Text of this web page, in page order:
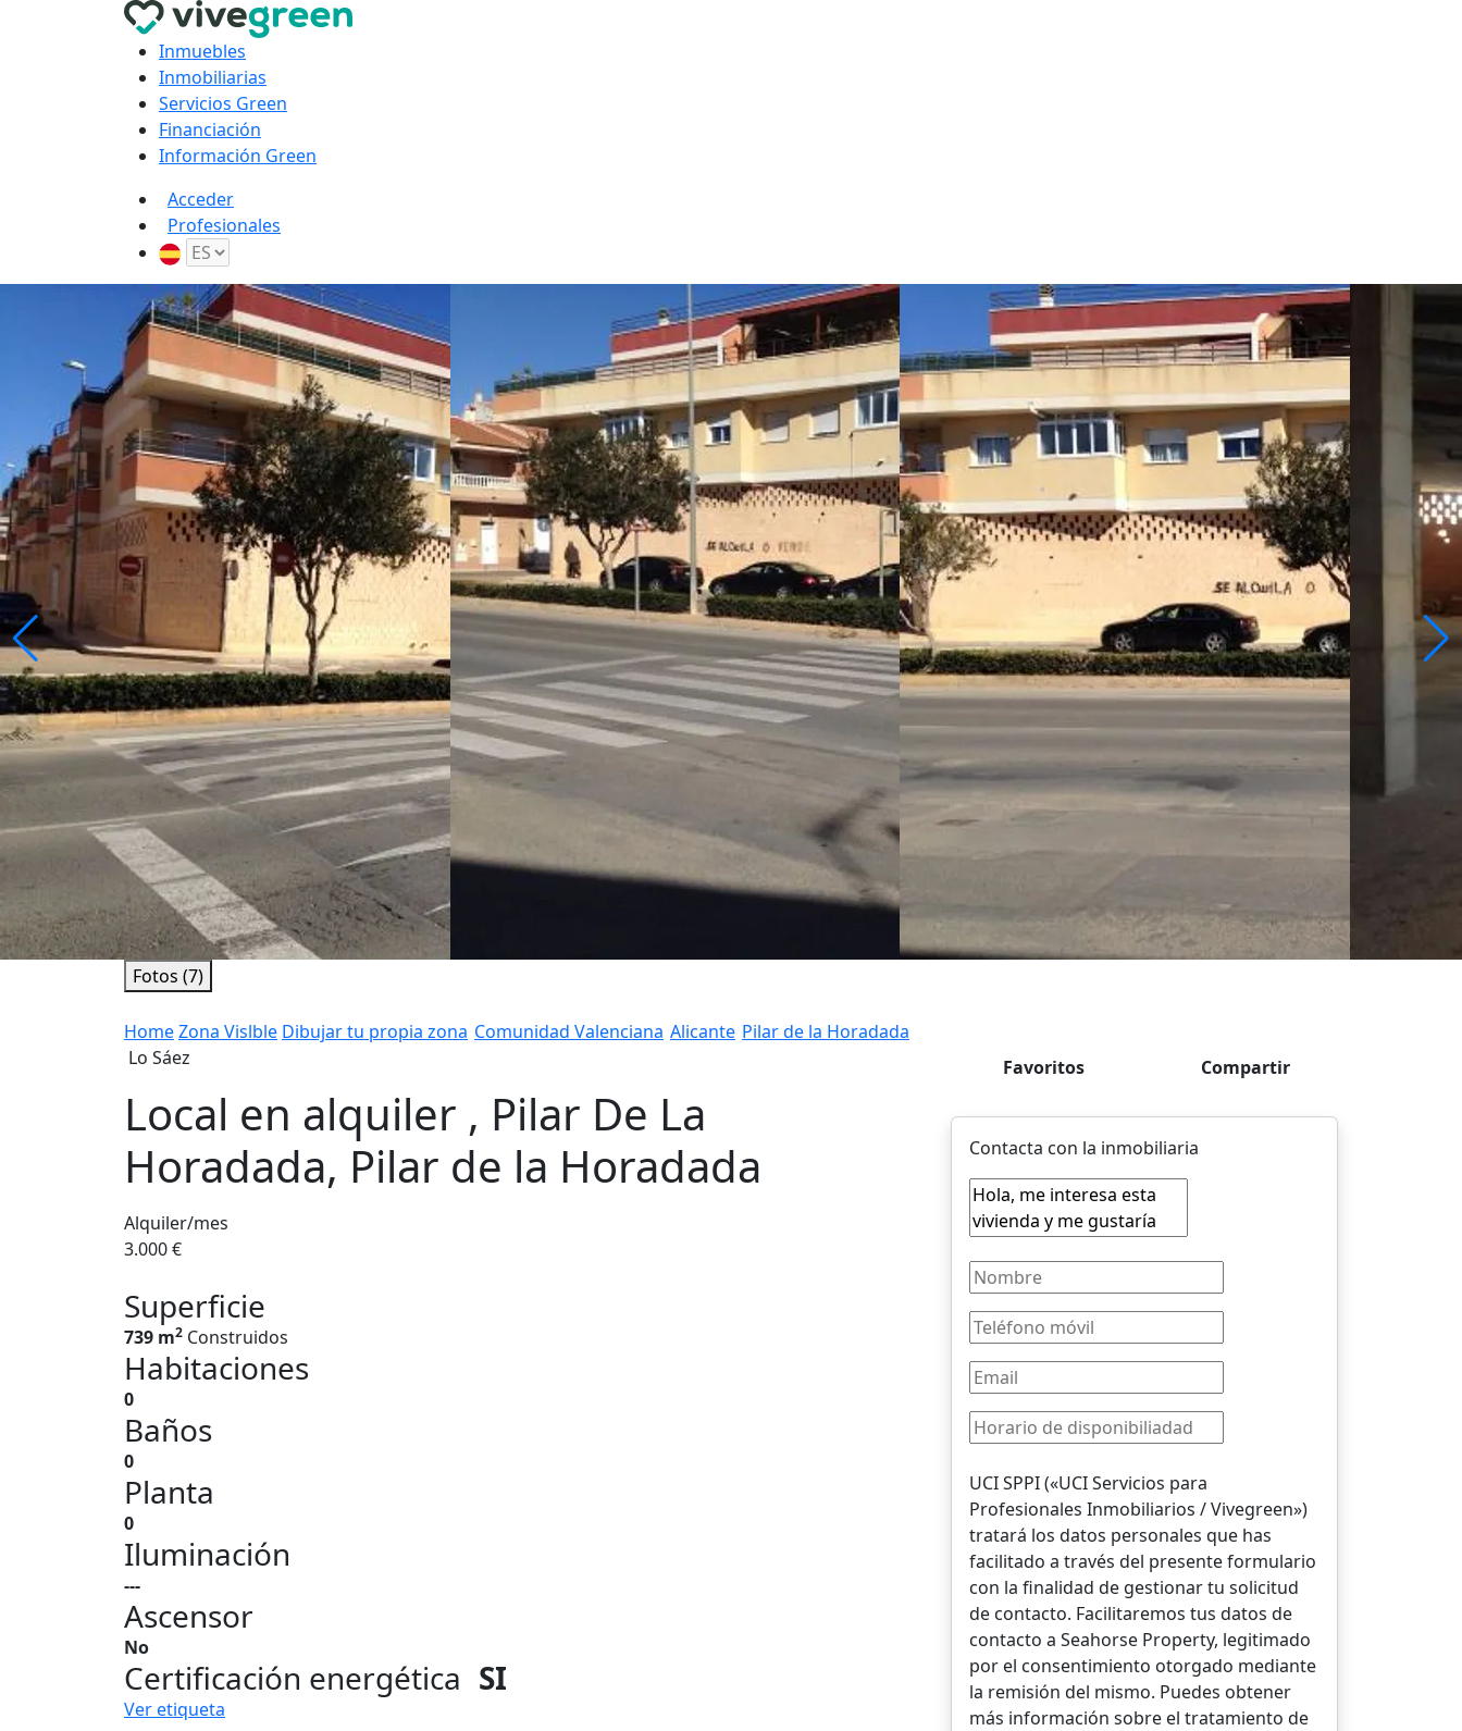
Inmuebles
Inmobiliarias
Servicios Green
Financiación
Información Green
Acceder
Profesionales
Fotos (7)
HomeZona Vislble Dibujar tu propia zona Comunidad Valenciana Alicante Pilar de la Horadada
Lo Sáez
Local en alquiler , Pilar De La
Horadada, Pilar de la Horadada
Alquiler/mes
3.000 €
Superficie
739 m2 Construidos
Habitaciones
0
Baños
0
Planta
0
Iluminación
---
Ascensor
No
Certificación energética SI
Ver etiqueta
Favoritos Compartir
Contacta con la inmobiliaria
UCI SPPI («UCI Servicios para
Profesionales Inmobiliarios / Vivegreen»)
tratará los datos personales que has
facilitado a través del presente formulario
con la finalidad de gestionar tu solicitud
de contacto. Facilitaremos tus datos de
contacto a Seahorse Property, legitimado
por el consentimiento otorgado mediante
la remisión del mismo. Puedes obtener
más información sobre el tratamiento de